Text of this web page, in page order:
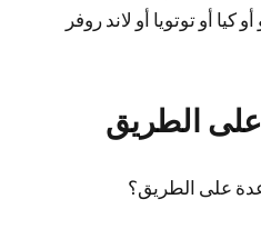
أو توتويا أو لاند روفر
الطريق
على الطريق؟